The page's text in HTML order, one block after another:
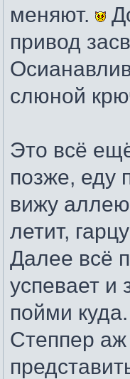
меняют.
привод
слюной
Это всё
позже, еду
вижу
летит,
Далее всё
успевает и
пойми куда.
Степпер аж